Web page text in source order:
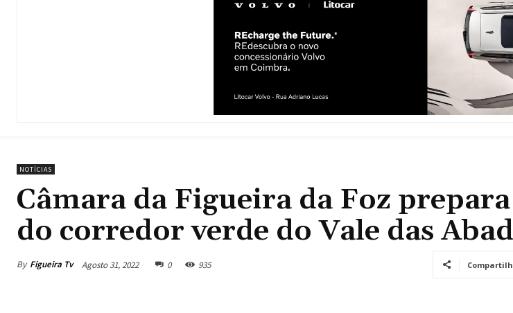
NOTÍCIAS
Câmara da Figueira da Foz
do corredor verde do Vale das
By Figueira Tv Agosto 31, 2022 0 935